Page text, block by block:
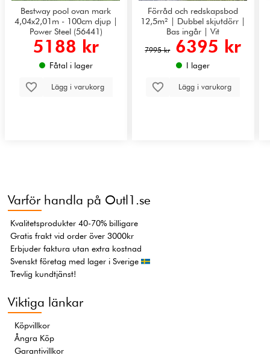
Bestway pool ovan mark
4,04x2,01m - 100cm djup |
Power Steel (56441)
5188 kr
Fåtal i lager
Lägg i varukorg
Förråd och redskapsbod
12,5m² | Dubbel skjutdörr |
Bas ingår | Vit
7995 kr 6395 kr
I lager
Lägg i varukorg
Varför handla på Outl1.se
Kvalitetsprodukter 40-70% billigare
Gratis frakt vid order över 3000kr
Erbjuder faktura utan extra kostnad
Svenskt företag med lager i Sverige
Trevlig kundtjänst!
Viktiga länkar
Köpvillkor
Ångra Köp
Garantivillkor